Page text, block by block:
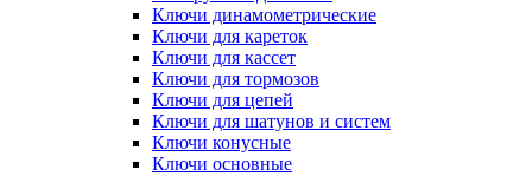
Ключи динамометрические
Ключи для кареток
Ключи для кассет
Ключи для тормозов
Ключи для цепей
Ключи для шатунов и систем
Ключи конусные
Ключи основные